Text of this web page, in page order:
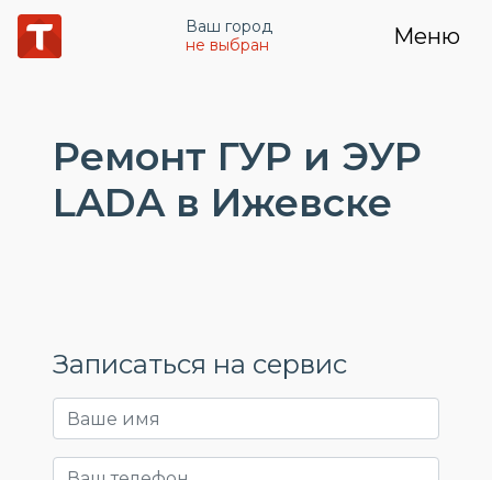
Ваш город
не выбран
Меню
Ремонт ГУР и ЭУР
LADA в Ижевске
Записаться на сервис